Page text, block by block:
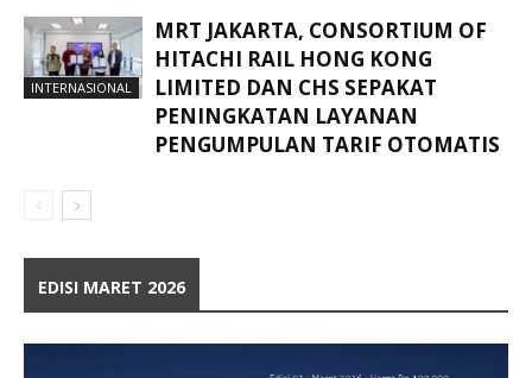
INTERNASIONAL
MRT JAKARTA, CONSORTIUM OF
HITACHI RAIL HONG KONG
LIMITED DAN CHS SEPAKAT
PENINGKATAN LAYANAN
PENGUMPULAN TARIF OTOMATIS
EDISI MARET 2026